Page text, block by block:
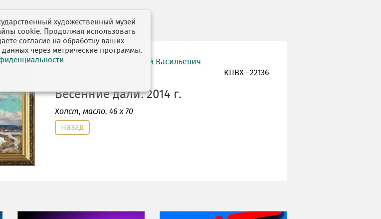
автор: Данилов Анатолий Васильевич
КПВХ—22136
Весенние дали. 2014 г.
Холст, масло. 46 х 70
Назад
художественный музей
cookie. Продолжая использовать
согласие на обработку ваших
через метрические программы.